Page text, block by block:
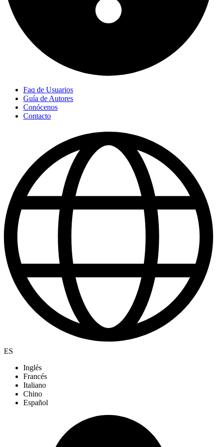
Faq de Usuarios
Guía de Autores
Conócenos
Contacto
ES
Inglés
Francés
Italiano
Chino
Español